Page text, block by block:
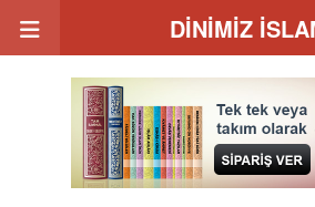
DİNİMİZ